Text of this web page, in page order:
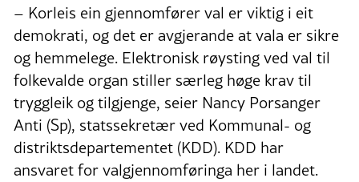
– Korleis ein gjennomfører val er viktig i eit
demokrati, og det er avgjerande at vala er sikre
og hemmelege. Elektronisk røysting ved val til
folkevalde organ stiller særleg høge krav til
tryggleik og tilgjenge, seier Nancy Porsanger
Anti (Sp), statssekretær ved Kommunal- og
distriktsdepartementet (KDD). KDD har
ansvaret for valgjennomføringa her i landet.